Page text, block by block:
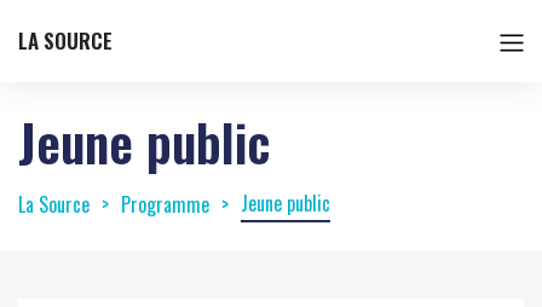
LA SOURCE
Jeune public
La Source Programme Jeune public